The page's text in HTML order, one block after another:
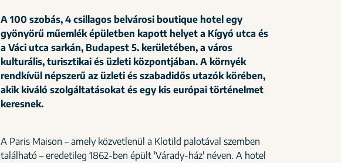
A 100 szobás, 4 csillagos belvárosi boutique hotel egy
gyönyörű műemlék épületben kapott helyet a Kígyó utca és
a Váci utca sarkán, Budapest 5. kerületében, a város
kulturális, turisztikai és üzleti központjában. A környék
rendkívül népszerű az üzleti és szabadidős utazók körében,
akik kiváló szolgáltatásokat és egy kis európai történelmet
keresnek.
A Paris Maison – amely közvetlenül a Klotild palotával szemben
található – eredetileg 1862-ben épült 'Várady-ház' néven. A hotel